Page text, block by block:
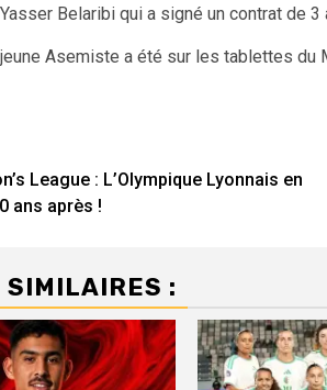
Yasser Belaribi qui a signé un contrat de 3
Asemiste a été sur les tablettes du
League : L’Olympique Lyonnais en
ans après !
: